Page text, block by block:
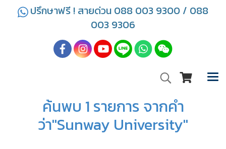
ปรึกษาฟรี ! สายด่วน 088 003 9300 / 088
003 9306
ค้นพบ 1 รายการ จากคำ
ว่า"Sunway University"